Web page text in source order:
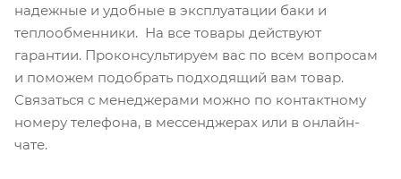
надежные и удобные в эксплуатации баки и
теплообменники. На все товары действуют
гарантии. Проконсультируем вас по всем вопросам
и поможем подобрать подходящий вам товар.
Связаться с менеджерами можно по контактному
номеру телефона, в мессенджерах или в онлайн-
чате.